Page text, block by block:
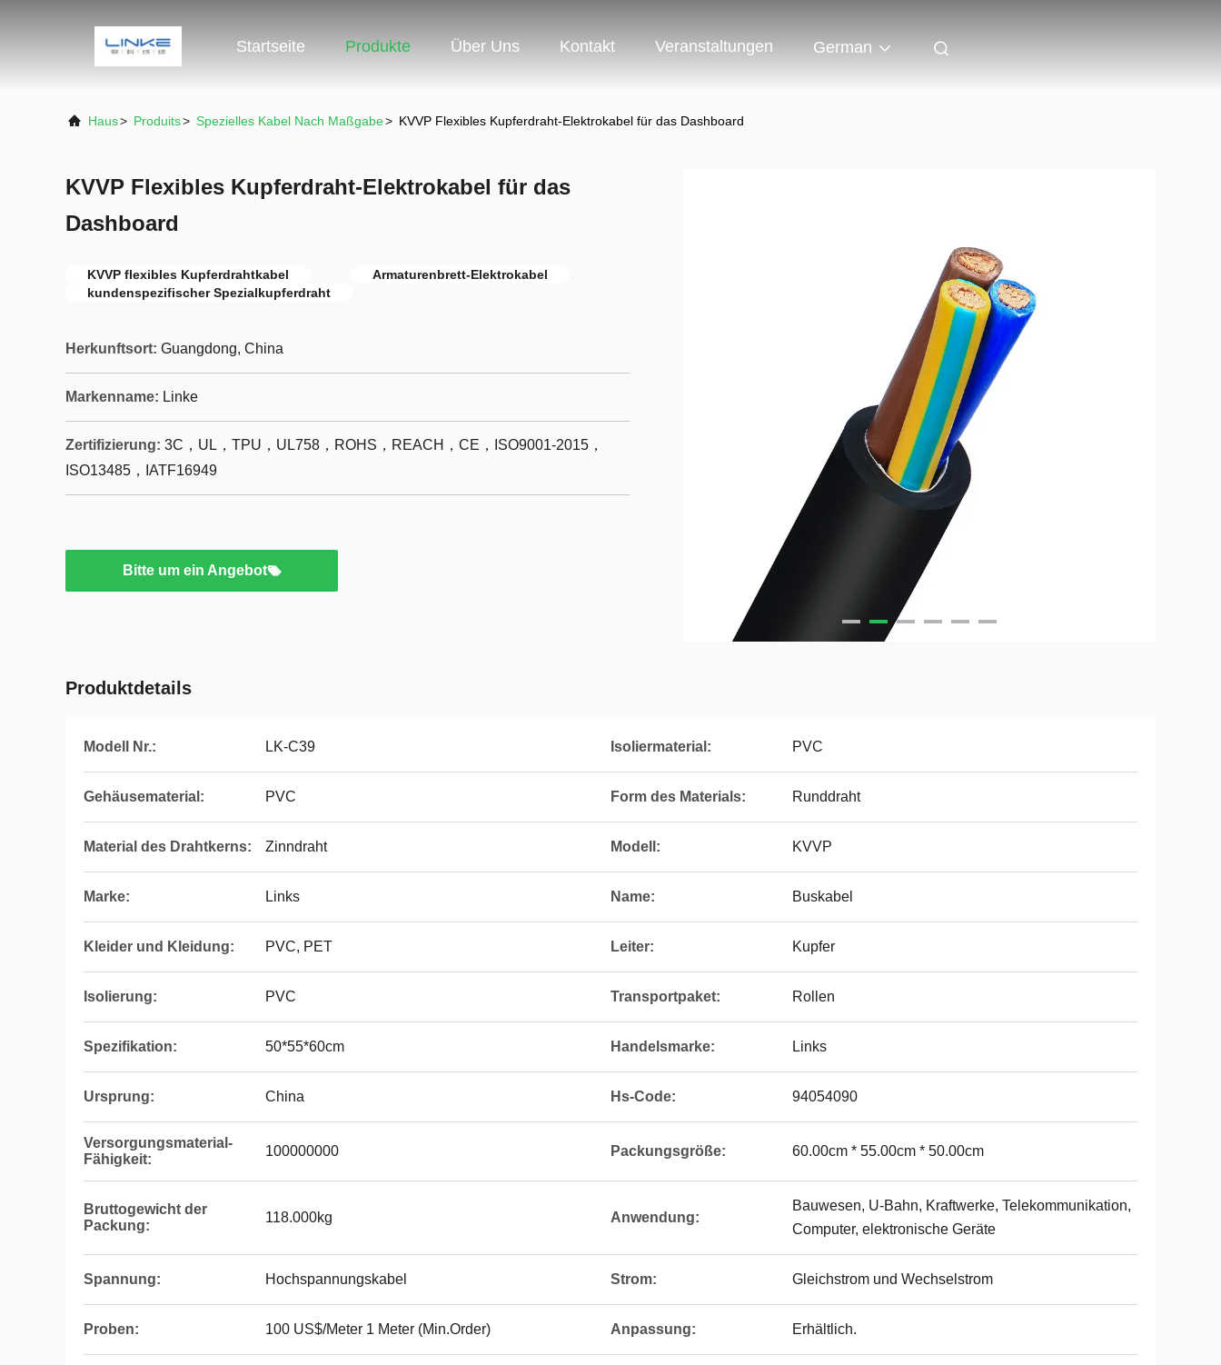
Startseite Produkte Über Uns Kontakt Veranstaltungen German
Haus> Produits> Spezielles Kabel Nach Maßgabe> KVVP Flexibles Kupferdraht-Elektrokabel für das Dashboard
KVVP Flexibles Kupferdraht-Elektrokabel für das
Dashboard
KVVP flexibles Kupferdrahtkabel
Armaturenbrett-Elektrokabel
kundenspezifischer Spezialkupferdraht
Herkunftsort: Guangdong, China
Markenname: Linke
Zertifizierung: 3C，UL，TPU，UL758，ROHS，REACH，CE，ISO9001-2015，
ISO13485，IATF16949
Bitte um ein Angebot
Produktdetails
Modell Nr.: LK-C39 Isoliermaterial: PVC
Gehäusematerial: PVC Form des Materials: Runddraht
Material des Drahtkerns: Zinndraht Modell: KVVP
Marke: Links Name: Buskabel
Kleider und Kleidung: PVC, PET Leiter: Kupfer
Isolierung: PVC Transportpaket: Rollen
Spezifikation: 50*55*60cm Handelsmarke: Links
Ursprung: China Hs-Code: 94054090
Versorgungsmaterial-
Fähigkeit:
100000000 Packungsgröße: 60.00cm * 55.00cm * 50.00cm
Bruttogewicht der
Packung:
118.000kg Anwendung:
Bauwesen, U-Bahn, Kraftwerke, Telekommunikation,
Computer, elektronische Geräte
Spannung: Hochspannungskabel Strom: Gleichstrom und Wechselstrom
Proben: 100 US$/Meter 1 Meter (Min.Order) Anpassung: Erhältlich.